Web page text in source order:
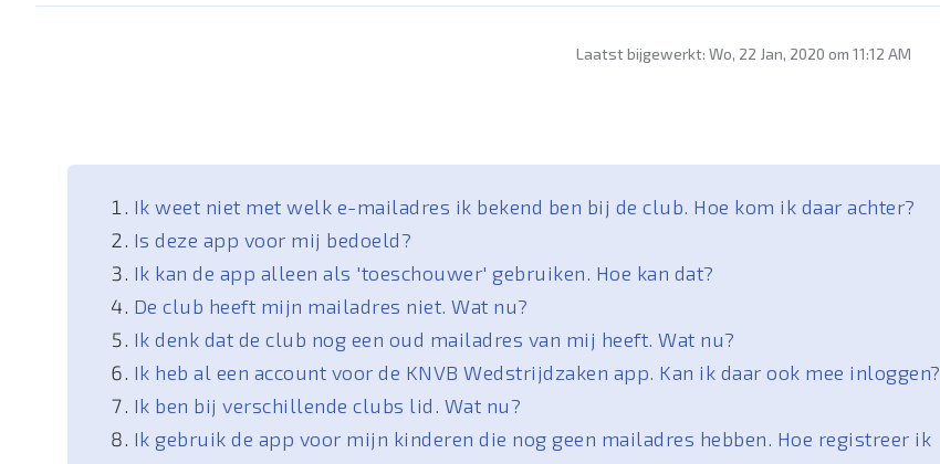
Laatst bijgewerkt: Wo, 22 Jan, 2020 om 11:12 AM
Ik weet niet met welk e-mailadres ik bekend ben bij de club. Hoe kom ik daar achter?
Is deze app voor mij bedoeld?
Ik kan de app alleen als 'toeschouwer' gebruiken. Hoe kan dat?
De club heeft mijn mailadres niet. Wat nu?
Ik denk dat de club nog een oud mailadres van mij heeft. Wat nu?
Ik heb al een account voor de KNVB Wedstrijdzaken app. Kan ik daar ook mee inloggen?
Ik ben bij verschillende clubs lid. Wat nu?
Ik gebruik de app voor mijn kinderen die nog geen mailadres hebben. Hoe registreer ik